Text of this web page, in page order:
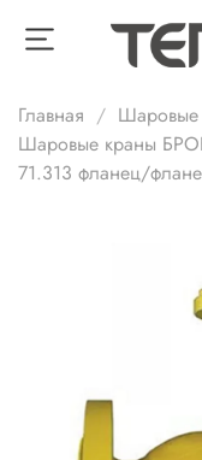
Главная Шаровые
Шаровые краны
71.313 фланец/